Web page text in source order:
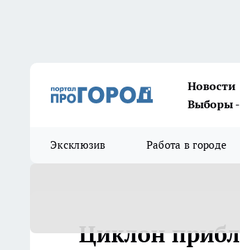
Новости
Выборы -
Эксклюзив Работа в городе
Циклон